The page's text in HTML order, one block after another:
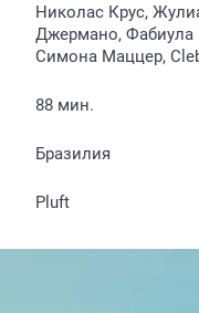
Николас Крус,
Джермано, Фабиула
Симона Маццер,
88 мин.
Бразилия
Pluft